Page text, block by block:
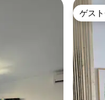
ゲス
ゲス